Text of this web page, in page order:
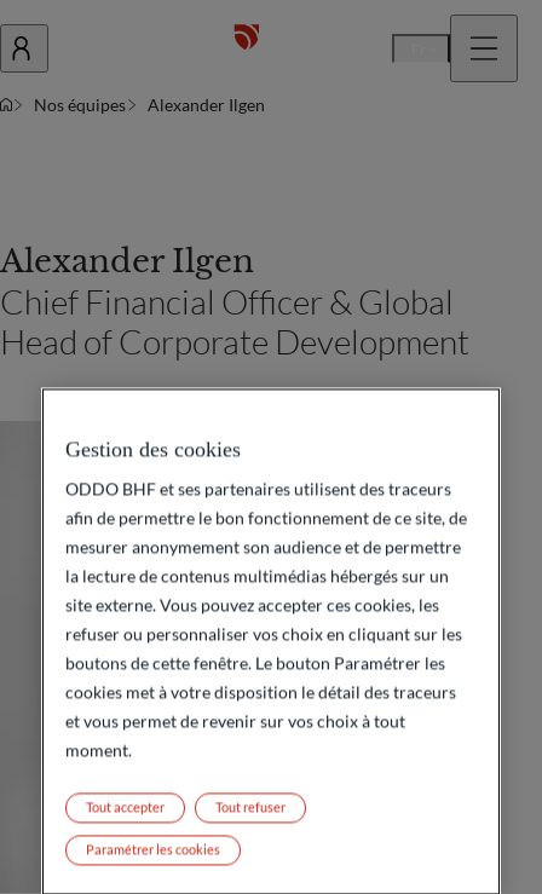
Nos équipes Alexander Ilgen
Alexander Ilgen
Chief Financial Officer & Global
Head of Corporate Development
Gestion des cookies
ODDO BHF et ses partenaires utilisent des traceurs
afin de permettre le bon fonctionnement de ce site, de
mesurer anonymement son audience et de permettre
la lecture de contenus multimédias hébergés sur un
site externe. Vous pouvez accepter ces cookies, les
refuser ou personnaliser vos choix en cliquant sur les
boutons de cette fenêtre. Le bouton Paramétrer les
cookies met à votre disposition le détail des traceurs
et vous permet de revenir sur vos choix à tout
moment.
Tout refuser
Tout accepter
Paramétrer les cookies